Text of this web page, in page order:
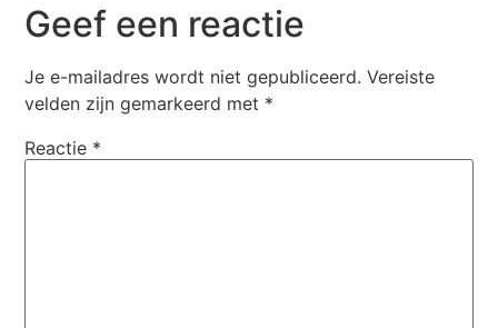
Geef een reactie
Je e-mailadres wordt niet gepubliceerd. Vereiste
velden zijn gemarkeerd met *
Reactie *